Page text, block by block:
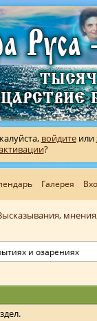
войдитеили
?
Галерея
и озарениях